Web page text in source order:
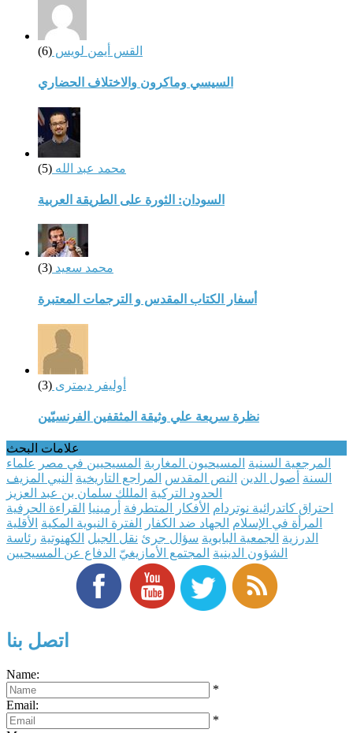
القس أيمن لويس (6)
السيسي وماكرون والاختلاف الحضاري
محمد عبد الله (5)
السودان: الثورة على الطريقة العربية
محمد سعيد (3)
أسفار الكتاب المقدس و الترجمات المعتبرة
أوليفر ديمترى (3)
نظرة سريعة علي وثيقة المثقفين الفرنسيّين
علامات البحث
المرجعية السنية المسيحيون المغاربة المسيحيين في مصر
علماء
السنة أصول الدين النص المقدس المراجع التاريخية النبي المزيف
الحدود التركية المللك سلمان بن عبد العزيز
احتراق كاتدرائية نوتردام الأفكار المتطرفة أرمينيا القراءة الحرفية
المرأة في الإسلام الجهاد ضد الكفار الفترة النبوية المكية الأقلية
الدرزية الجمعية البابوية سؤال جرئ نقل الجبل الكهنوتية رئاسة
الشؤون الدينية المجتمع الأمازيغيّ الدفاع عن المسيحيين
اتصل بنا
Name:
*
Email:
*